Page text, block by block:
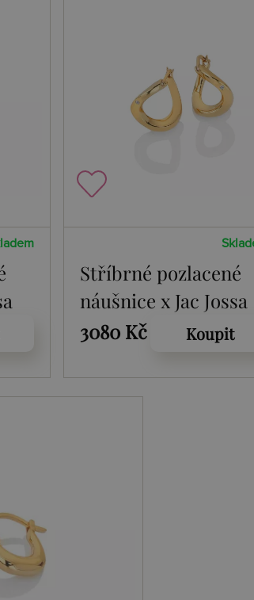
Stříbrné pozlacené
náušnice x Jac Jossa
Soul DE660
3080 Kč Koupit